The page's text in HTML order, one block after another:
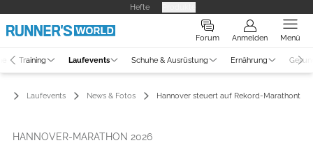
Hefte
Forum Anmelden Menü
Training Laufevents Schuhe & Ausrüstung Ernährung
Laufevents News & Fotos Hannover steuert auf Rekord-Marathontag
HANNOVER-MARATHON 2026